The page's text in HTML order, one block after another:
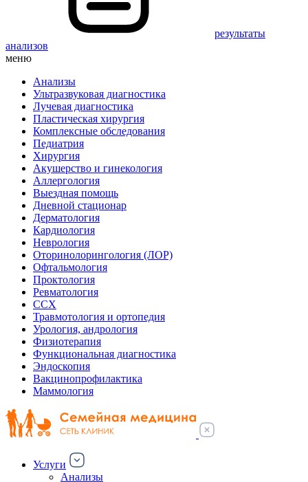
результаты
анализов
меню
Анализы
Ультразвуковая диагностика
Лучевая диагностика
Пластическая хирургия
Комплексные обследования
Педиатрия
Хирургия
Акушерство и гинекология
Аллергология
Выездная помощь
Дневной стационар
Дерматология
Кардиология
Неврология
Оторинолорингология (ЛОР)
Офтальмология
Проктология
Ревматология
ССХ
Травмотология и ортопедия
Урология, андрология
Физиотерапия
Функциональная диагностика
Эндоскопия
Вакцинопрофилактика
Маммология
Услуги
Анализы